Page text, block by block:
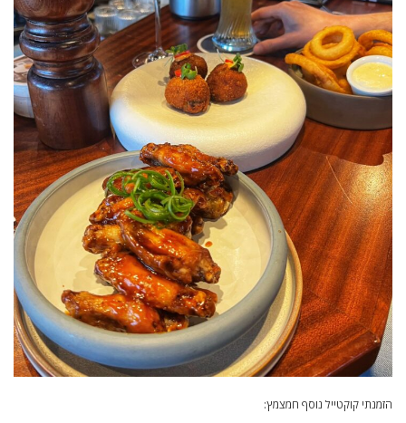
הזמנתי קוקטייל נוסף חמצמץ: